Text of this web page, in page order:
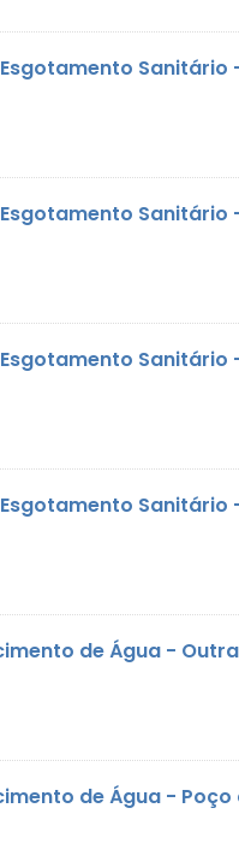
Sanitário
Sanitário
Sanitário
Sanitário
de Água -
de Água - Poço